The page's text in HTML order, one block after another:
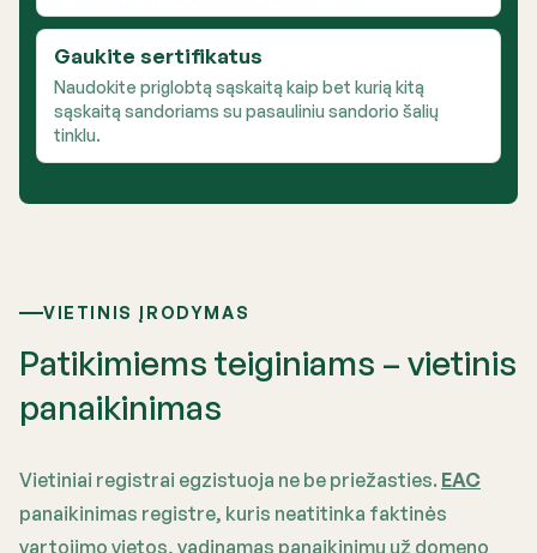
Gaukite sertifikatus
Naudokite priglobtą sąskaitą kaip bet kurią kitą
sąskaitą sandoriams su pasauliniu sandorio šalių
tinklu.
VIETINIS ĮRODYMAS
Patikimiems teiginiams – vietinis
panaikinimas
Vietiniai registrai egzistuoja ne be priežasties. EAC
panaikinimas registre, kuris neatitinka faktinės
vartojimo vietos, vadinamas panaikinimu už domeno